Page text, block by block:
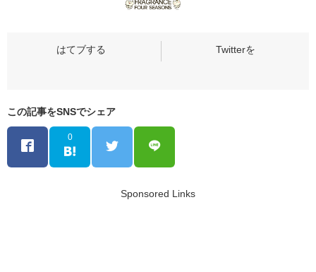
この記事をSNSでシェア
0
Sponsored Links